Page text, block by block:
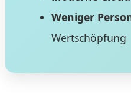
Weniger
Wertschöpfung